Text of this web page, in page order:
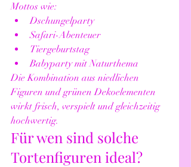
Mottos wie:
Dschungelparty
Safari-Abenteuer
Tiergeburtstag
Babyparty mit Naturthema
Die Kombination aus niedlichen
Figuren und grünen Dekoelementen
wirkt frisch, verspielt und gleichzeitig
hochwertig.
Für wen sind solche
Tortenfiguren ideal?